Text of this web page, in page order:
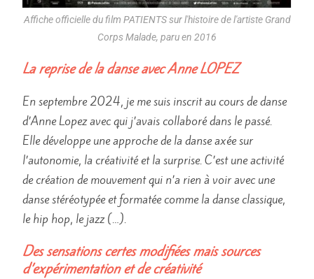
Affiche officielle du film PATIENTS sur l'histoire de l'artiste Grand
Corps Malade, paru en 2016
La reprise de la danse avec Anne LOPEZ
En septembre 2024, je me suis inscrit au cours de danse
d’Anne Lopez avec qui j’avais collaboré dans le passé.
Elle développe une approche de la danse axée sur
l’autonomie, la créativité et la surprise. C’est une activité
de création de mouvement qui n’a rien à voir avec une
danse stéréotypée et formatée comme la danse classique,
le hip hop, le jazz (…).
Des sensations certes modifiées mais sources
d’expérimentation et de créativité